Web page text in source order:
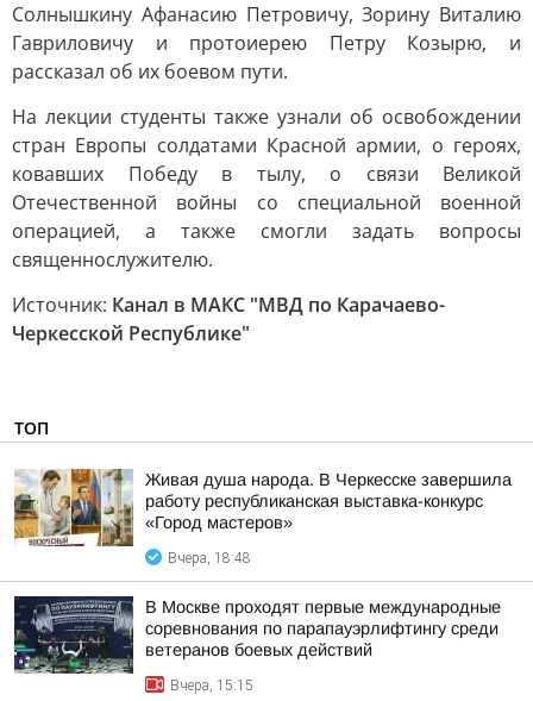
Солнышкину Афанасию Петровичу, Зорину Виталию
Гавриловичу и протоиерею Петру Козырю, и
рассказал об их боевом пути.
На лекции студенты также узнали об освобождении
стран Европы солдатами Красной армии, о героях,
ковавших Победу в тылу, о связи Великой
Отечественной войны со специальной военной
операцией, а также смогли задать вопросы
священнослужителю.
Источник: Канал в МАКС "МВД по Карачаево-
Черкесской Республике"
ТОП
Живая душа народа. В Черкесске завершила
работу республиканская выставка-конкурс
«Город мастеров»
Вчера, 18:48
В Москве проходят первые международные
соревнования по парапауэрлифтингу среди
ветеранов боевых действий
Вчера, 15:15